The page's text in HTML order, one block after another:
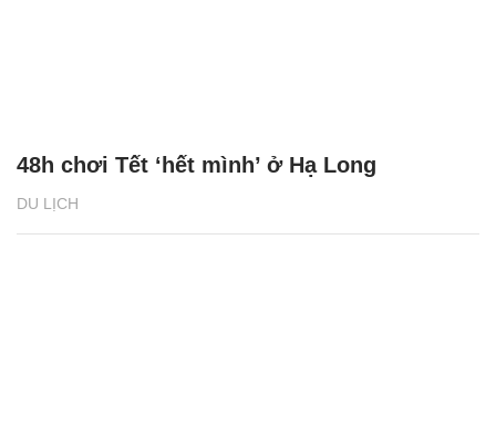
DU LỊCH
48h chơi Tết ‘hết mình’ ở Hạ Long